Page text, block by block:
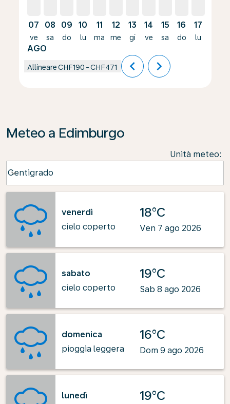
07
ve
AGO
08
sa
09
do
10
lu
11
ma
12
me
13
gi
14
ve
15
sa
16
do
17
lu
AllineareCHF190 -CHF471 chevron_left chevron_right
Meteo a Edimburgo
Unità meteo:
Centigrado
keyboard_arrow_down
venerdì
cielo coperto
18°C
Ven 7 ago 2026
sabato
cielo coperto
19°C
Sab 8 ago 2026
domenica
pioggia leggera
16°C
Dom 9 ago 2026
lunedì
19°C